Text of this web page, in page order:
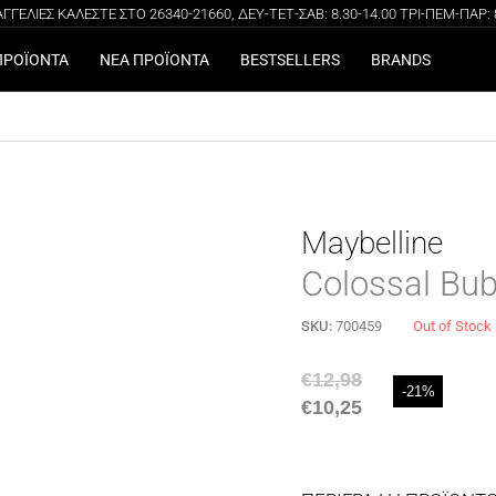
ΚΑΛΕΣΤΕ ΣΤΟ 26340-21660, ΔΕΥ-ΤΕΤ-ΣΑΒ: 8.30-14.00 ΤΡΙ-ΠΕΜ-ΠΑΡ:
100% ΑΥΘΕΝΤΙΚΑ ΠΡΟΪΟΝΤΑ
ΝΕΑ ΠΡΟΪΟΝΤΑ BESTSELLERS BRANDS
Maybelline
Colossal
SKU: 700459 Out of Stock
€12,98
€10,25
-21%